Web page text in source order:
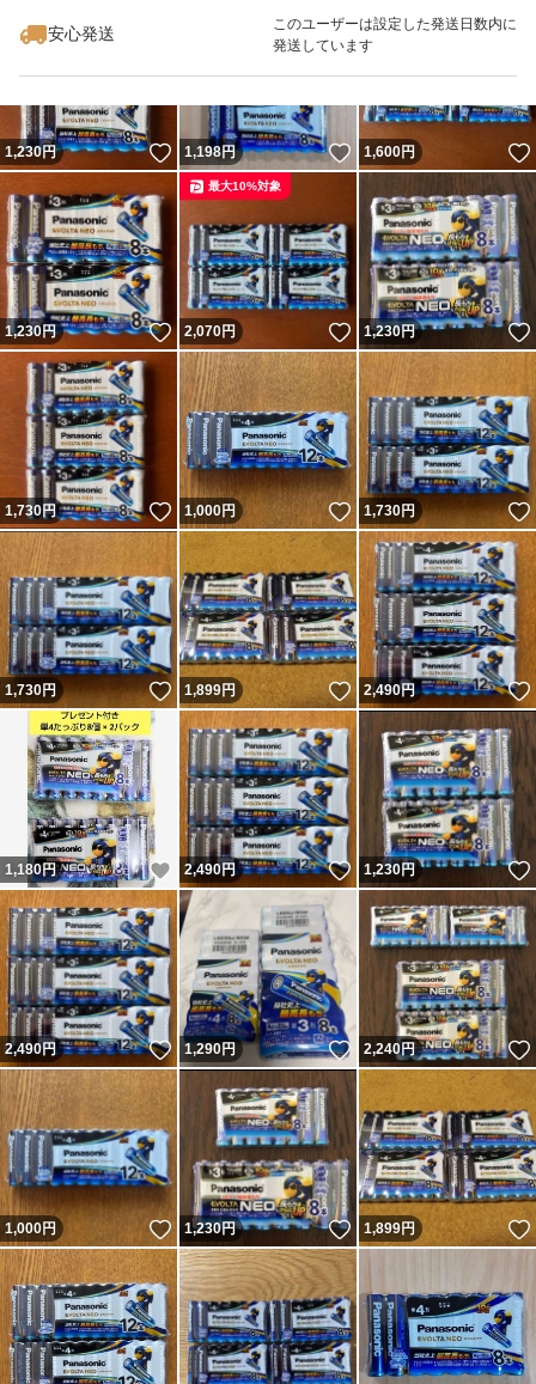
安心発送
このユーザーは設定した発送日数内に
発送しています
1,230円 いいね！
1,198円 いいね！
1,600円
1,230円 いいね！
2,070円 いいね！
最大10%対象
1,230円
1,730円 いいね！
1,000円 いいね！
1,730円
1,730円 いいね！
1,899円 いいね！
2,490円
1,180円 いいね！
2,490円 いいね！
1,230円
2,490円 いいね！
1,290円 いいね！
2,240円
1,000円 いいね！
1,230円 いいね！
1,899円